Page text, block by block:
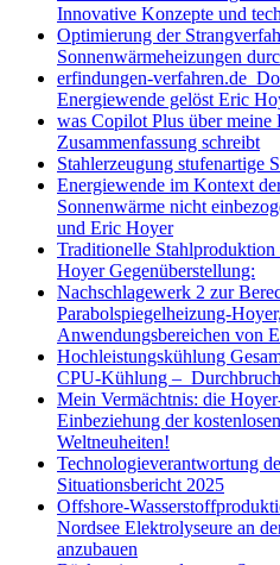
Innovative Konzepte und
Optimierung der
Sonnenwärmeheizungen
erfindungen-verfahren.de
Energiewende gelöst Eric
was Copilot Plus über meine
Zusammenfassung schreibt
Stahlerzeugung stufenartige
Energiewende im Kontext
Sonnenwärme nicht
und Eric Hoyer
Traditionelle
Hoyer Gegenüberstellung:
Nachschlagewerk 2 zur
Parabolspiegelheizung-
Anwendungsbereichen von
Hochleistungskühlung
CPU-Kühlung –
Mein Vermächtnis: die
Einbeziehung der
Weltneuheiten!
Technologieverantwortung
Situationsbericht 2025
Offshore-
Nordsee Elektrolyseure an
anzubauen